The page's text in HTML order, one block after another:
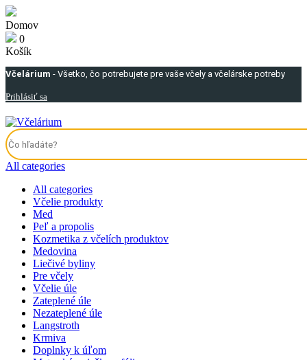
Domov
0
Košík
Včelárium - Všetko, čo potrebujete pre vaše včely a včelárske potreby
Prihlásiť sa
All categories
All categories
Včelie produkty
Med
Peľ a propolis
Kozmetika z včelích produktov
Medovina
Liečivé byliny
Pre včely
Včelie úle
Zateplené úle
Nezateplené úle
Langstroth
Krmiva
Doplnky k úľom